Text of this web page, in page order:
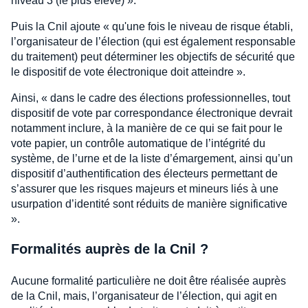
Puis la Cnil ajoute « qu'une fois le niveau de risque établi,
l’organisateur de l’élection (qui est également responsable
du traitement) peut déterminer les objectifs de sécurité que
le dispositif de vote électronique doit atteindre ».
Ainsi, « dans le cadre des élections professionnelles, tout
dispositif de vote par correspondance électronique devrait
notamment inclure, à la manière de ce qui se fait pour le
vote papier, un contrôle automatique de l’intégrité du
système, de l’urne et de la liste d’émargement, ainsi qu’un
dispositif d’authentification des électeurs permettant de
s’assurer que les risques majeurs et mineurs liés à une
usurpation d’identité sont réduits de manière significative
».
Formalités auprès de la Cnil ?
Aucune formalité particulière ne doit être réalisée auprès
de la Cnil, mais, l’organisateur de l’élection, qui agit en